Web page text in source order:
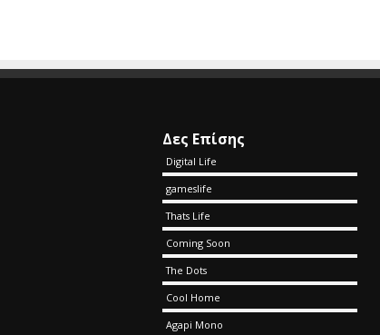
Δες Επίσης
Digital Life
gameslife
Thats Life
Coming Soon
The Dots
Cool Home
Agapi Mono